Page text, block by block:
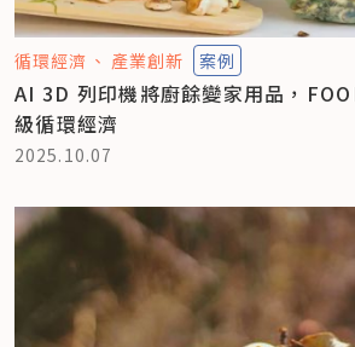
循環經濟 產業創新 案例
AI 3D 列印機將廚餘變家用品，
級循環經濟
2025.10.07